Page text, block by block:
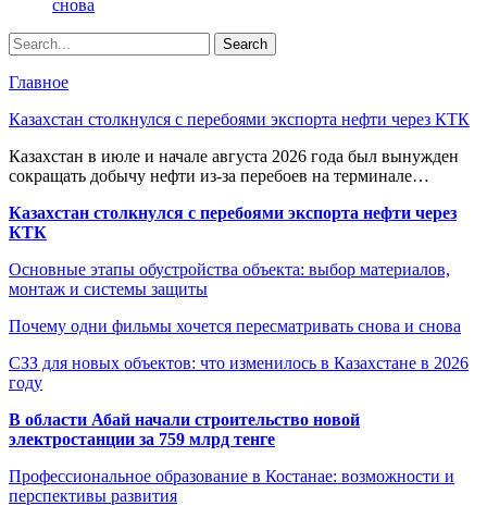
снова
Главное
Казахстан столкнулся с перебоями экспорта нефти через КТК
Казахстан в июле и начале августа 2026 года был вынужден
сокращать добычу нефти из-за перебоев на терминале…
Казахстан столкнулся с перебоями экспорта нефти через
КТК
Основные этапы обустройства объекта: выбор материалов,
монтаж и системы защиты
Почему одни фильмы хочется пересматривать снова и снова
СЗЗ для новых объектов: что изменилось в Казахстане в 2026
году
В области Абай начали строительство новой
электростанции за 759 млрд тенге
Профессиональное образование в Костанае: возможности и
перспективы развития